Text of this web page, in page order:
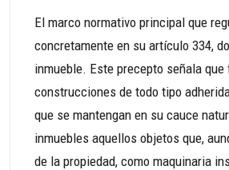
El marco normativo principal que
concretamente en su artículo 334,
inmueble. Este precepto señala
construcciones de todo tipo
que se mantengan en su cauce
inmuebles aquellos objetos que,
de la propiedad, como maquinaria